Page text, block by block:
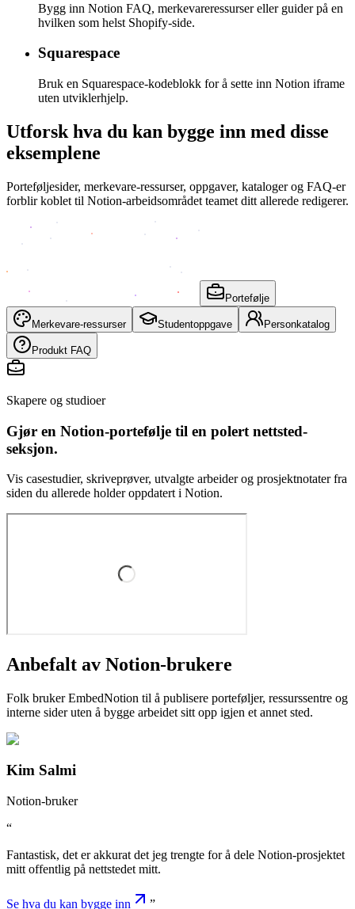
Bygg inn Notion FAQ, merkevareressurser eller guider på en
hvilken som helst Shopify-side.
Squarespace
Bruk en Squarespace-kodeblokk for å sette inn Notion iframe
uten utviklerhjelp.
Utforsk hva du kan bygge inn med disse
eksemplene
Porteføljesider, merkevare-ressurser, oppgaver, kataloger og FAQ-er
forblir koblet til Notion-arbeidsområdet teamet ditt allerede redigerer.
Portefølje
Merkevare-ressurser Studentoppgave Personkatalog
Produkt FAQ
Skapere og studioer
Gjør en Notion-portefølje til en polert nettsted-
seksjon.
Vis casestudier, skriveprøver, utvalgte arbeider og prosjektnotater fra
siden du allerede holder oppdatert i Notion.
Anbefalt av Notion-brukere
Folk bruker EmbedNotion til å publisere porteføljer, ressurssentre og
interne sider uten å bygge arbeidet sitt opp igjen et annet sted.
Kim Salmi
Notion-bruker
“
Fantastisk, det er akkurat det jeg trengte for å dele Notion-prosjektet
mitt offentlig på nettstedet mitt.
Se hva du kan bygge inn ”